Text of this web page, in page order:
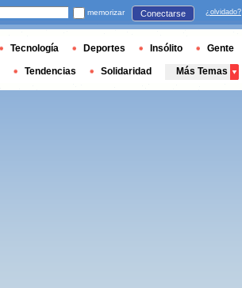
memorizar Conectarse ¿olvidado?
Tecnología Deportes Insólito Gente
Tendencias Solidaridad Más Temas